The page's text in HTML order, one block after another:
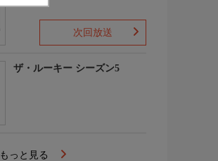
次回放送
ザ・ルーキー シーズン5
もっと見る